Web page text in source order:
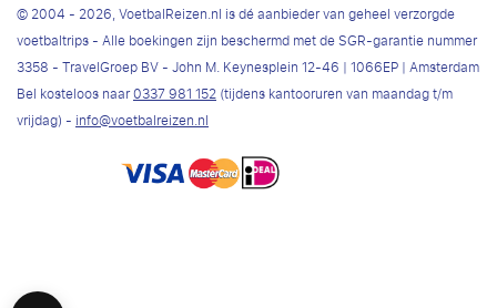
© 2004 - 2026, VoetbalReizen.nl is dé aanbieder van geheel verzorgde
voetbaltrips - Alle boekingen zijn beschermd met de SGR-garantie nummer
3358 - TravelGroep BV - John M. Keynesplein 12-46 | 1066EP | Amsterdam
Bel kosteloos naar0337 981 152(tijdens kantooruren van maandag t/m
vrijdag) -info@voetbalreizen.nl